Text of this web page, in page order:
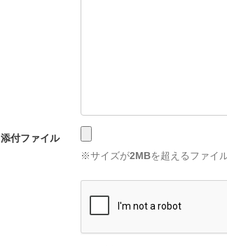
添付ファイル
※サイズが2MBを超えるファイ